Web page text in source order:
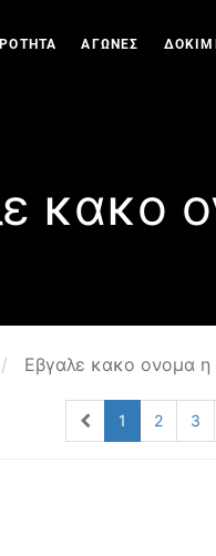
ΑΓΩΝΕΣ
κακο
Εβγαλε κακο ονομα η
1 2 3